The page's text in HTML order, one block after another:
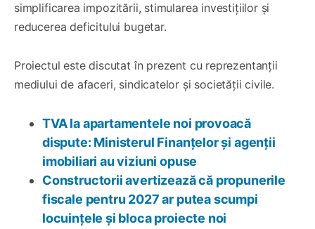
simplificarea impozitării, stimularea investițiilor și
reducerea deficitului bugetar.
Proiectul este discutat în prezent cu reprezentanții
mediului de afaceri, sindicatelor și societății civile.
TVA la apartamentele noi provoacă
dispute: Ministerul Finanțelor și agenții
imobiliari au viziuni opuse
Constructorii avertizează că propunerile
fiscale pentru 2027 ar putea scumpi
locuințele și bloca proiecte noi